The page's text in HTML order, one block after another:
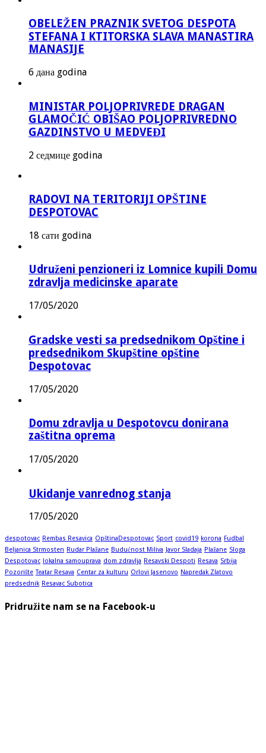
OBELEŽEN PRAZNIK SVETOG DESPOTA
STEFANA I KTITORSKA SLAVA MANASTIRA
MANASIJE
6 дана godina
MINISTAR POLJOPRIVREDE DRAGAN
GLAMOČIĆ OBIŠAO POLJOPRIVREDNO
GAZDINSTVO U MEDVEĐI
2 седмице godina
RADOVI NA TERITORIJI OPŠTINE
DESPOTOVAC
18 сати godina
Udruženi penzioneri iz Lomnice kupili Domu
zdravlja medicinske aparate
17/05/2020
Gradske vesti sa predsednikom Opštine i
predsednikom Skupštine opštine
Despotovac
17/05/2020
Domu zdravlja u Despotovcu donirana
zaštitna oprema
17/05/2020
Ukidanje vanrednog stanja
17/05/2020
despotovac Rembas Resavica OpštinaDespotovac Sport covid19 korona Fudbal
Beljanica Strmosten Rudar Plažane Budućnost Miliva Javor Sladaja Plažane Sloga
Despotovac
lokalna samouprava dom zdravlja Resavski Despoti Resava Srbija
Pozorište Teatar Resava Centar za kulturu Orlovi Jasenovo Napredak Zlatovo
predsednik Resavac Subotica
Pridružite nam se na Facebook-u